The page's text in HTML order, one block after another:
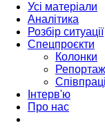
Усі матеріали
Аналітика
Розбір ситуації
Спецпроєкти
Колонки
Репортаж
Співпраці
Інтерв'ю
Про нас